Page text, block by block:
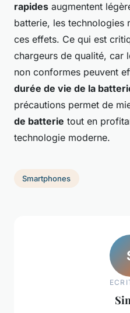
rapides augmentent
batterie, les technologies
ces effets. Ce qui est
chargeurs de qualité, car
non conformes peuvent
durée de vie de la
précautions permet de
de batterie tout en
technologie moderne.
Smartphones